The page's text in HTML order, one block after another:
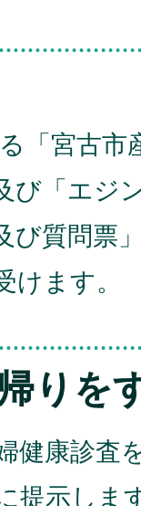
「宮古市
び「エジ
び質問票
けます。
りを
健康診
提示しま